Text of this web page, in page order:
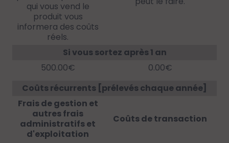
qui vous vend le
produit vous
informera des coûts
réels.
Si vous sortez après 1 an
500.00€
0.00€
Coûts récurrents [prélevés chaque année]
Frais de gestion et
autres frais
administratifs et
d'exploitation
Coûts de transaction